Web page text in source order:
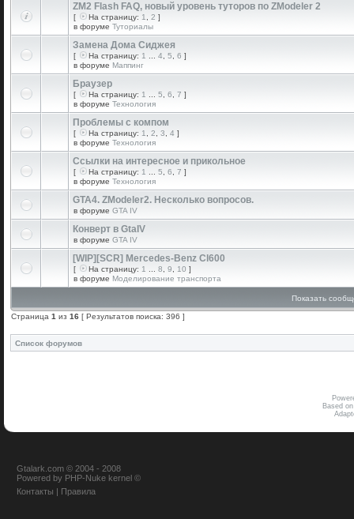
ZM2 Flash FAQ, новый уровень туторов по ZModeler 2
[ На страницу: 1 2 ]
в форуме Туториалы
Замена Дома Сиджея
[ На страницу: 1 4 5 6 ]
в форуме Маппинг
Браузер
[ На страницу: 1 5 6 7 ]
в форуме Технология
Проблемы с компом
[ На страницу: 1 2 3 4 ]
в форуме Технология
Ссылки на интересное и прикольное
[ На страницу: 1 5 6 7 ]
в форуме Технология
GTA4. ZModeler2. Несколько вопросов.
в форуме GTA IV
Конверт в GtaIV
в форуме GTA IV
[WIP][SCR] Mercedes-Benz Cl600
[ На страницу: 1 8 9 10 ]
в форуме Моделирование транспорта
Показать
Страница 1 из 16 [ Результатов поиска: 396 ]
Список форумов
Based
Gtalark.com © 2004 - 2008
Powered by PHP-Nuke kernel ©
Контакты | Правила